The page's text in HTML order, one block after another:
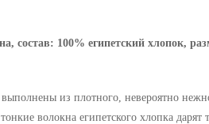
состав: 100% египетский хлопок,
выполнены из плотного, невероятно
волокна египетского хлопка